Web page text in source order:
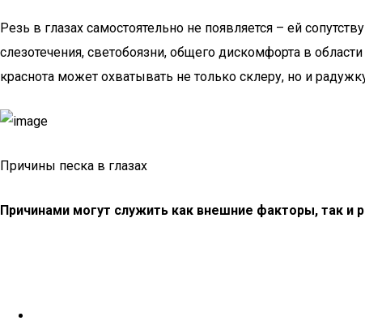
Резь в глазах самостоятельно не появляется – ей
слезотечения, светобоязни, общего дискомфорта в
краснота может охватывать не только склеру, но и
Причины песка в глазах
Причинами могут служить как внешние факторы, так и